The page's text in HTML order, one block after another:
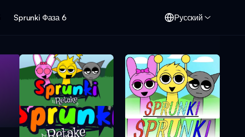
Sprunki Фаза 6 Русский
Sprunki Retake
Sprunki Phase